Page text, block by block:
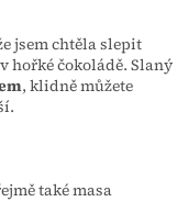
jsem chtěla slepit
hořké čokoládě. Slaný
, klidně můžete
také masa